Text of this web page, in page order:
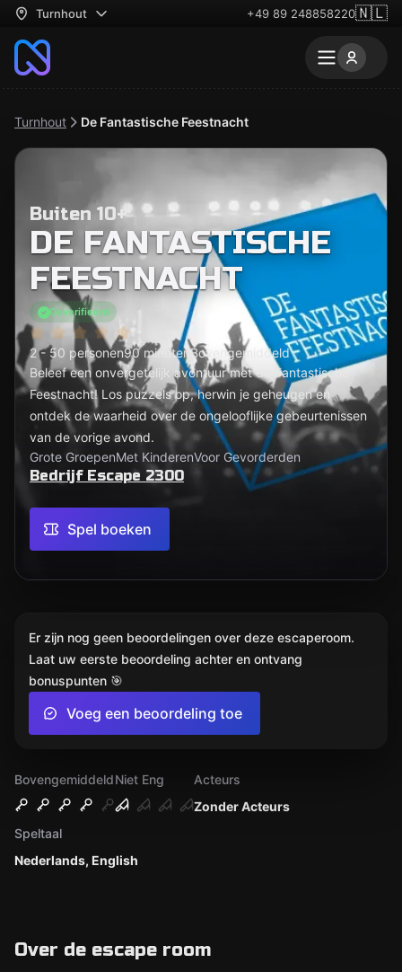
Turnhout +49 89 248858220🇳🇱
Turnhout De Fantastische Feestnacht
Buiten 10+
DE FANTASTISCHE
FEESTNACHT
Geverifieerd
2 - 50 personen90 minutenBovengemiddeld
Beleef een onvergetelijk avontuur met de Fantastische
Feestnacht! Los puzzels op, herwin je geheugen en
ontdek de waarheid over de ongelooflijke gebeurtenissen
van de vorige avond.
Grote GroepenMet KinderenVoor Gevorderden
Bedrijf Escape 2300
Spel boeken
BovengemiddeldNiet Eng
Zonder Acteurs
Acteurs
Nederlands, English
Speltaal
Over de escape room
Er zijn nog geen beoordelingen over deze escaperoom.
Laat uw eerste beoordeling achter en ontvang
bonuspunten 🎯
Voeg een beoordeling toe